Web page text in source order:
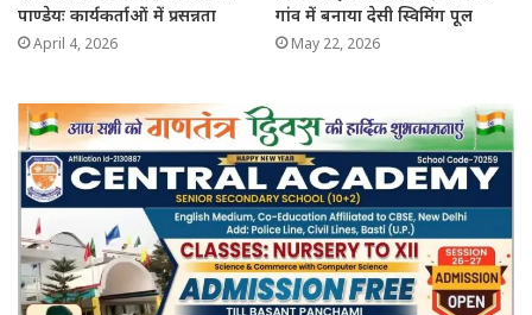
पाण्डेयः कार्यकर्ताओं में प्रसन्नता
April 4, 2026
गांव में बनाया देसी स्विमिंग पूल
May 22, 2026